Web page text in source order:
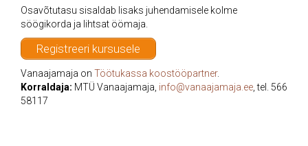
Osavõtutasu sisaldab lisaks juhendamisele kolme
söögikorda ja lihtsat öömaja.
Registreeri kursusele
Vanaajamaja on Töötukassa koostööpartner.
Korraldaja: MTÜ Vanaajamaja, info@vanaajamaja.ee , tel. 566
58117